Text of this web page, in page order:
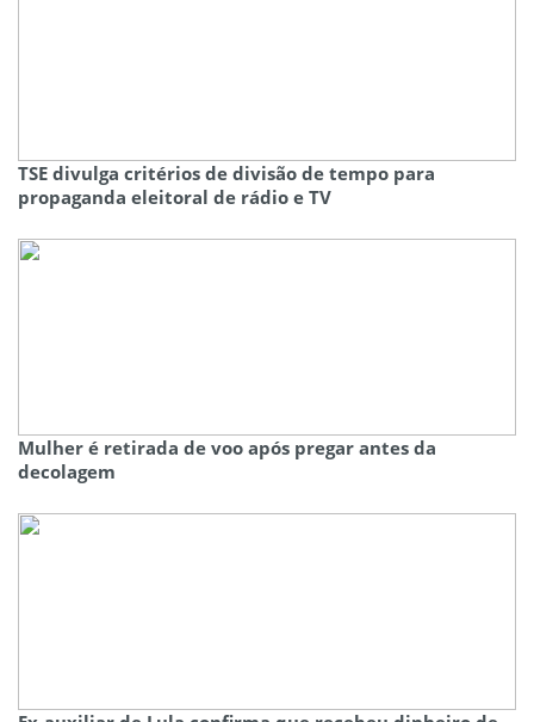
TSE divulga critérios de divisão de tempo para
propaganda eleitoral de rádio e TV
Mulher é retirada de voo após pregar antes da
decolagem